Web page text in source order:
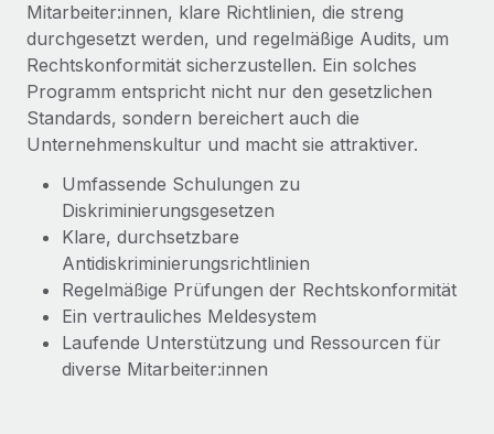
Auch im neuen Jahr wollen wir bei Remote Unternehmen
aller Größen dabei unterstützen, die beste...
Mehr erfahren
mit Remote verwaltet
Phiture ist der unumstrittene Marktführer im Bereich der
Wachstumsberatung für mobile Apps. Das...
Mehr erfahren
Mitarbeiter:innen, klare Richtlinien, die streng
durchgesetzt werden, und regelmäßige Audits, um
Rechtskonformität sicherzustellen. Ein solches
Programm entspricht nicht nur den gesetzlichen
Standards, sondern bereichert auch die
Unternehmenskultur und macht sie attraktiver.
Umfassende Schulungen zu
Diskriminierungsgesetzen
Klare, durchsetzbare
Antidiskriminierungsrichtlinien
Regelmäßige Prüfungen der Rechtskonformität
Ein vertrauliches Meldesystem
Laufende Unterstützung und Ressourcen für
diverse Mitarbeiter:innen